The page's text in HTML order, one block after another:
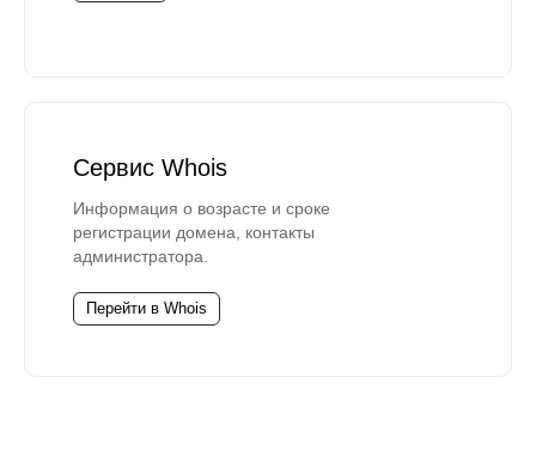
Сервис Whois
Информация о возрасте и сроке
регистрации домена, контакты
администратора.
Перейти в Whois